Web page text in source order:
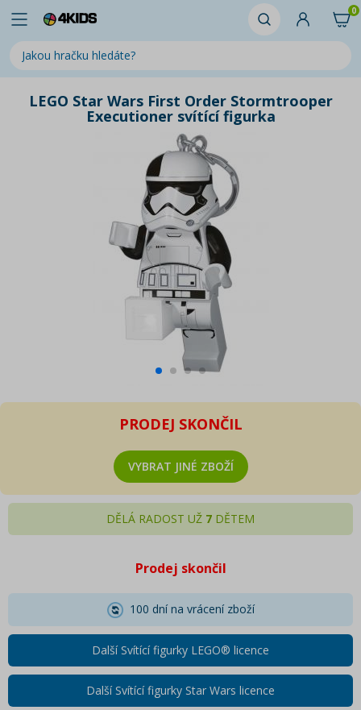
0
LEGO Star Wars First Order Stormtrooper
Executioner svítící figurka
PRODEJ SKONČIL
VYBRAT JINÉ ZBOŽÍ
DĚLÁ RADOST UŽ 7 DĚTEM
Prodej skončil
100 dní na vrácení zboží
Další Svítící figurky LEGO® licence
Další Svítící figurky Star Wars licence